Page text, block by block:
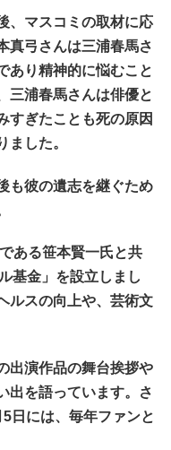
、マスコミの取材に応
真弓さんは三浦春馬さ
あり精神的に悩むこと
三浦春馬さんは俳優と
すぎたことも死の原因
ました。
も彼の遺志を継ぐため
ある笹本賢一氏と共
基金 」を設立しまし
ルスの向上や、芸術文
出演作品の舞台挨拶や
出を語っています。さ
日には、毎年ファンと